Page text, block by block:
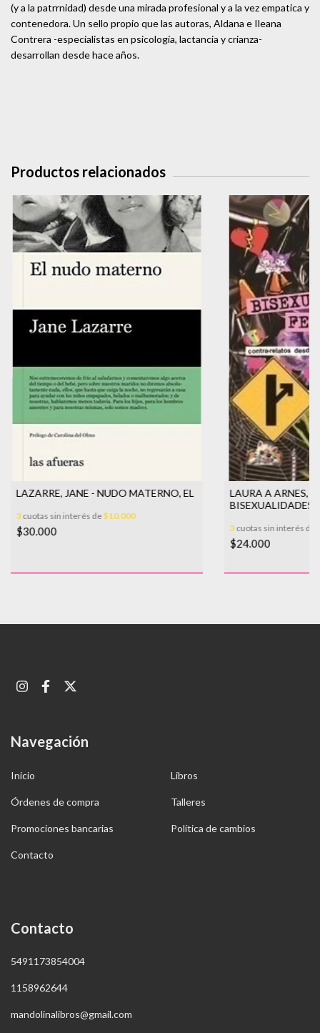
(y a la patrrnidad) desde una mirada profesional y a la vez empatica y
contenedora. Un sello propio que las autoras, Aldana e Ileana
Contrera -especialistas en psicología, lactancia y crianza-
desarrollan desde hace años.
Productos relacionados
LAZARRE, JANE - NUDO MATERNO, EL
3cuotas sin interés de$10.000
$30.000
LAURA A ARNES,
BISEXUALIDADES
3cuotas sin interés de
$24.000
Navegación
Inicio Libros
Órdenes de compra Talleres
Promociones bancarias Política de cambios
Contacto
Contacto
5491173854004
1158962644
mandolinalibros@gmail.com